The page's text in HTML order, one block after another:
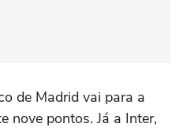
de Madrid vai para a
nove pontos. Já a Inter,